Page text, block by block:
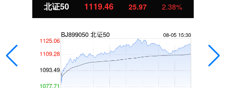
北证50 1119.46 25.97 2.38%